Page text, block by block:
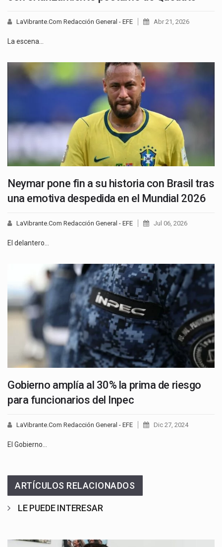
LaVibrante.Com Redacción General - EFE Abr 21, 2026
La escena…
Neymar pone fin a su historia con Brasil tras
una emotiva despedida en el Mundial 2026
LaVibrante.Com Redacción General - EFE Jul 06, 2026
El delantero…
Gobierno amplía al 30% la prima de riesgo
para funcionarios del Inpec
LaVibrante.Com Redacción General - EFE Dic 27, 2024
El Gobierno…
ARTÍCULOS RELACIONADOS
LE PUEDE INTERESAR